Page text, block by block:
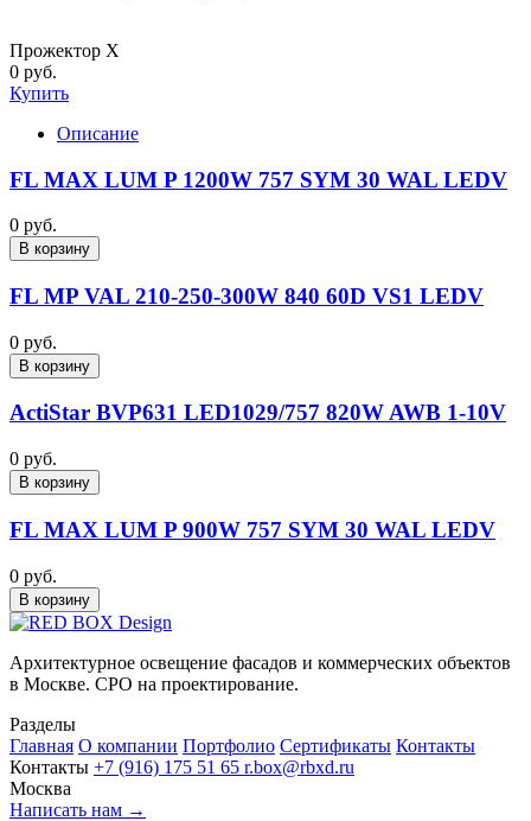
Прожектор X
0 руб.
Купить
Описание
FL MAX LUM P 1200W 757 SYM 30 WAL LEDV
0 руб.
В корзину
FL MP VAL 210-250-300W 840 60D VS1 LEDV
0 руб.
В корзину
ActiStar BVP631 LED1029/757 820W AWB 1-10V
0 руб.
В корзину
FL MAX LUM P 900W 757 SYM 30 WAL LEDV
0 руб.
В корзину
Архитектурное освещение фасадов и коммерческих объектов
в Москве. СРО на проектирование.
Разделы
Главная О компании Портфолио Сертификаты Контакты
Контакты +7 (916) 175 51 65 r.box@rbxd.ru
Москва
Написать нам →